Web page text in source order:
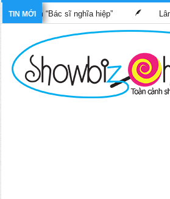
TIN MỚI
phim “Bác sĩ nghĩa hiệp” Lâm